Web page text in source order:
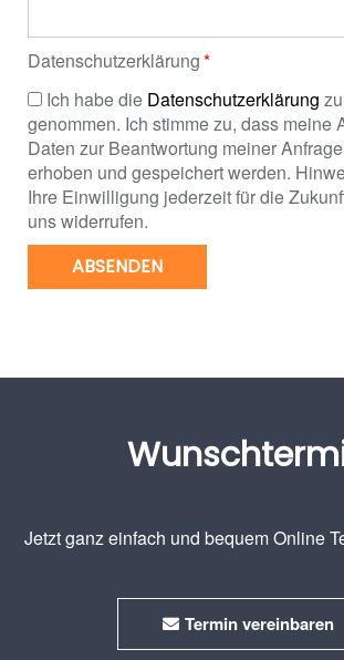
Datenschutzerklärung
Ich habe die Datenschutzerklärung
genommen. Ich stimme zu, dass meine
Daten zur Beantwortung meiner
erhoben und gespeichert werden.
Ihre Einwilligung jederzeit für die
uns widerrufen.
ABSENDEN
Jetzt ganz einfach und bequem Online
Termin vereinbaren